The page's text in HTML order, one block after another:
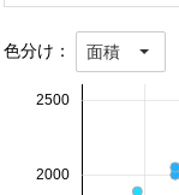
色分け： 面積
2000
2500